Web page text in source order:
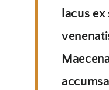
lacus